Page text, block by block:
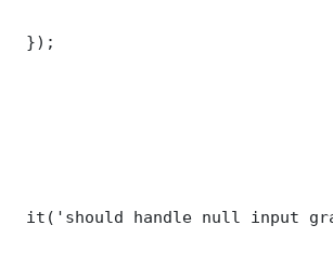
});
it('should handle null input